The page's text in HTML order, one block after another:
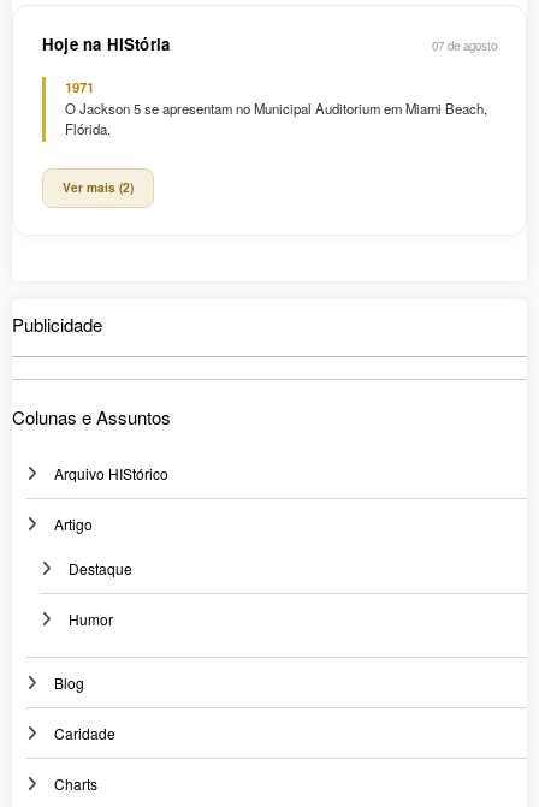
Hoje na HIStória 07 de agosto
1971
O Jackson 5 se apresentam no Municipal Auditorium em Miami Beach,
Flórida.
Ver mais (2)
Publicidade
Colunas e Assuntos
Arquivo HIStórico
Artigo
Destaque
Humor
Blog
Caridade
Charts